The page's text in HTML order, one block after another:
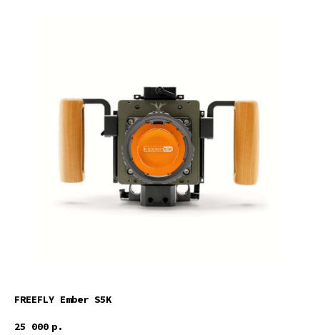
FREEFLY Ember S5K
25 000 р.